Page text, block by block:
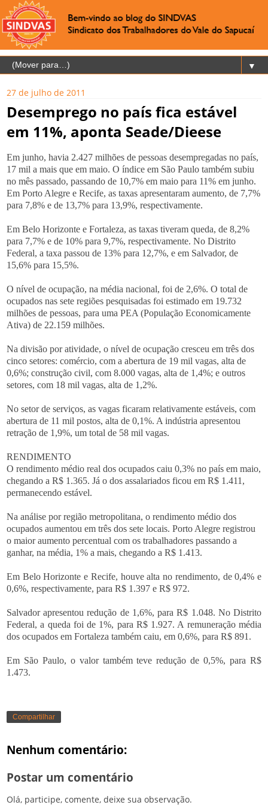
▼
27 de julho de 2011
Desemprego no país fica estável
em 11%, aponta Seade/Dieese
Em junho, havia 2.427 milhões de pessoas desempregadas no país,
17 mil a mais que em maio. O índice em São Paulo também subiu
no mês passado, passando de 10,7% em maio para 11% em junho.
Em Porto Alegre e Recife, as taxas apresentaram aumento, de 7,7%
para 7,8% e de 13,7% para 13,9%, respectivamente.
Em Belo Horizonte e Fortaleza, as taxas tiveram queda, de 8,2%
para 7,7% e de 10% para 9,7%, respectivamente. No Distrito
Federal, a taxa passou de 13% para 12,7%, e em Salvador, de
15,6% para 15,5%.
O nível de ocupação, na média nacional, foi de 2,6%. O total de
ocupados nas sete regiões pesquisadas foi estimado em 19.732
milhões de pessoas, para uma PEA (População Economicamente
Ativa) de 22.159 milhões.
Na divisão por atividade, o nível de ocupação cresceu em três dos
cinco setores: comércio, com a abertura de 19 mil vagas, alta de
0,6%; construção civil, com 8.000 vagas, alta de 1,4%; e outros
setores, com 18 mil vagas, alta de 1,2%.
No setor de serviços, as vagas ficaram relativamente estáveis, com
abertura de 11 mil postos, alta de 0,1%. A indústria apresentou
retração de 1,9%, um total de 58 mil vagas.
RENDIMENTO
O rendimento médio real dos ocupados caiu 0,3% no país em maio,
chegando a R$ 1.365. Já o dos assalariados ficou em R$ 1.411,
permanecendo estável.
Na análise por região metropolitana, o rendimento médio dos
ocupados aumentou em três dos sete locais. Porto Alegre registrou
o maior aumento percentual com os trabalhadores passando a
ganhar, na média, 1% a mais, chegando a R$ 1.413.
Em Belo Horizonte e Recife, houve alta no rendimento, de 0,4% e
0,6%, respectivamente, para R$ 1.397 e R$ 972.
Salvador apresentou redução de 1,6%, para R$ 1.048. No Distrito
Federal, a queda foi de 1%, para R$ 1.927. A remuneração média
dos ocupados em Fortaleza também caiu, em 0,6%, para R$ 891.
Em São Paulo, o valor também teve redução de 0,5%, para R$
1.473.
Compartilhar
Nenhum comentário:
Postar um comentário
Olá, participe, comente, deixe sua observação.